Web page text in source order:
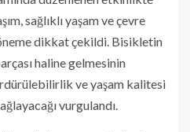
sağlıklı yaşam ve çevre
dikkat çekildi. Bisikletin
haline gelmesinin
ve yaşam kalitesi
vurgulandı.